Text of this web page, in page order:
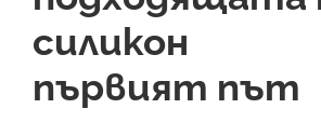
силикон
първият път